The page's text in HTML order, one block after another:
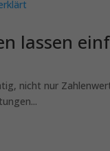
lassen
nicht nur